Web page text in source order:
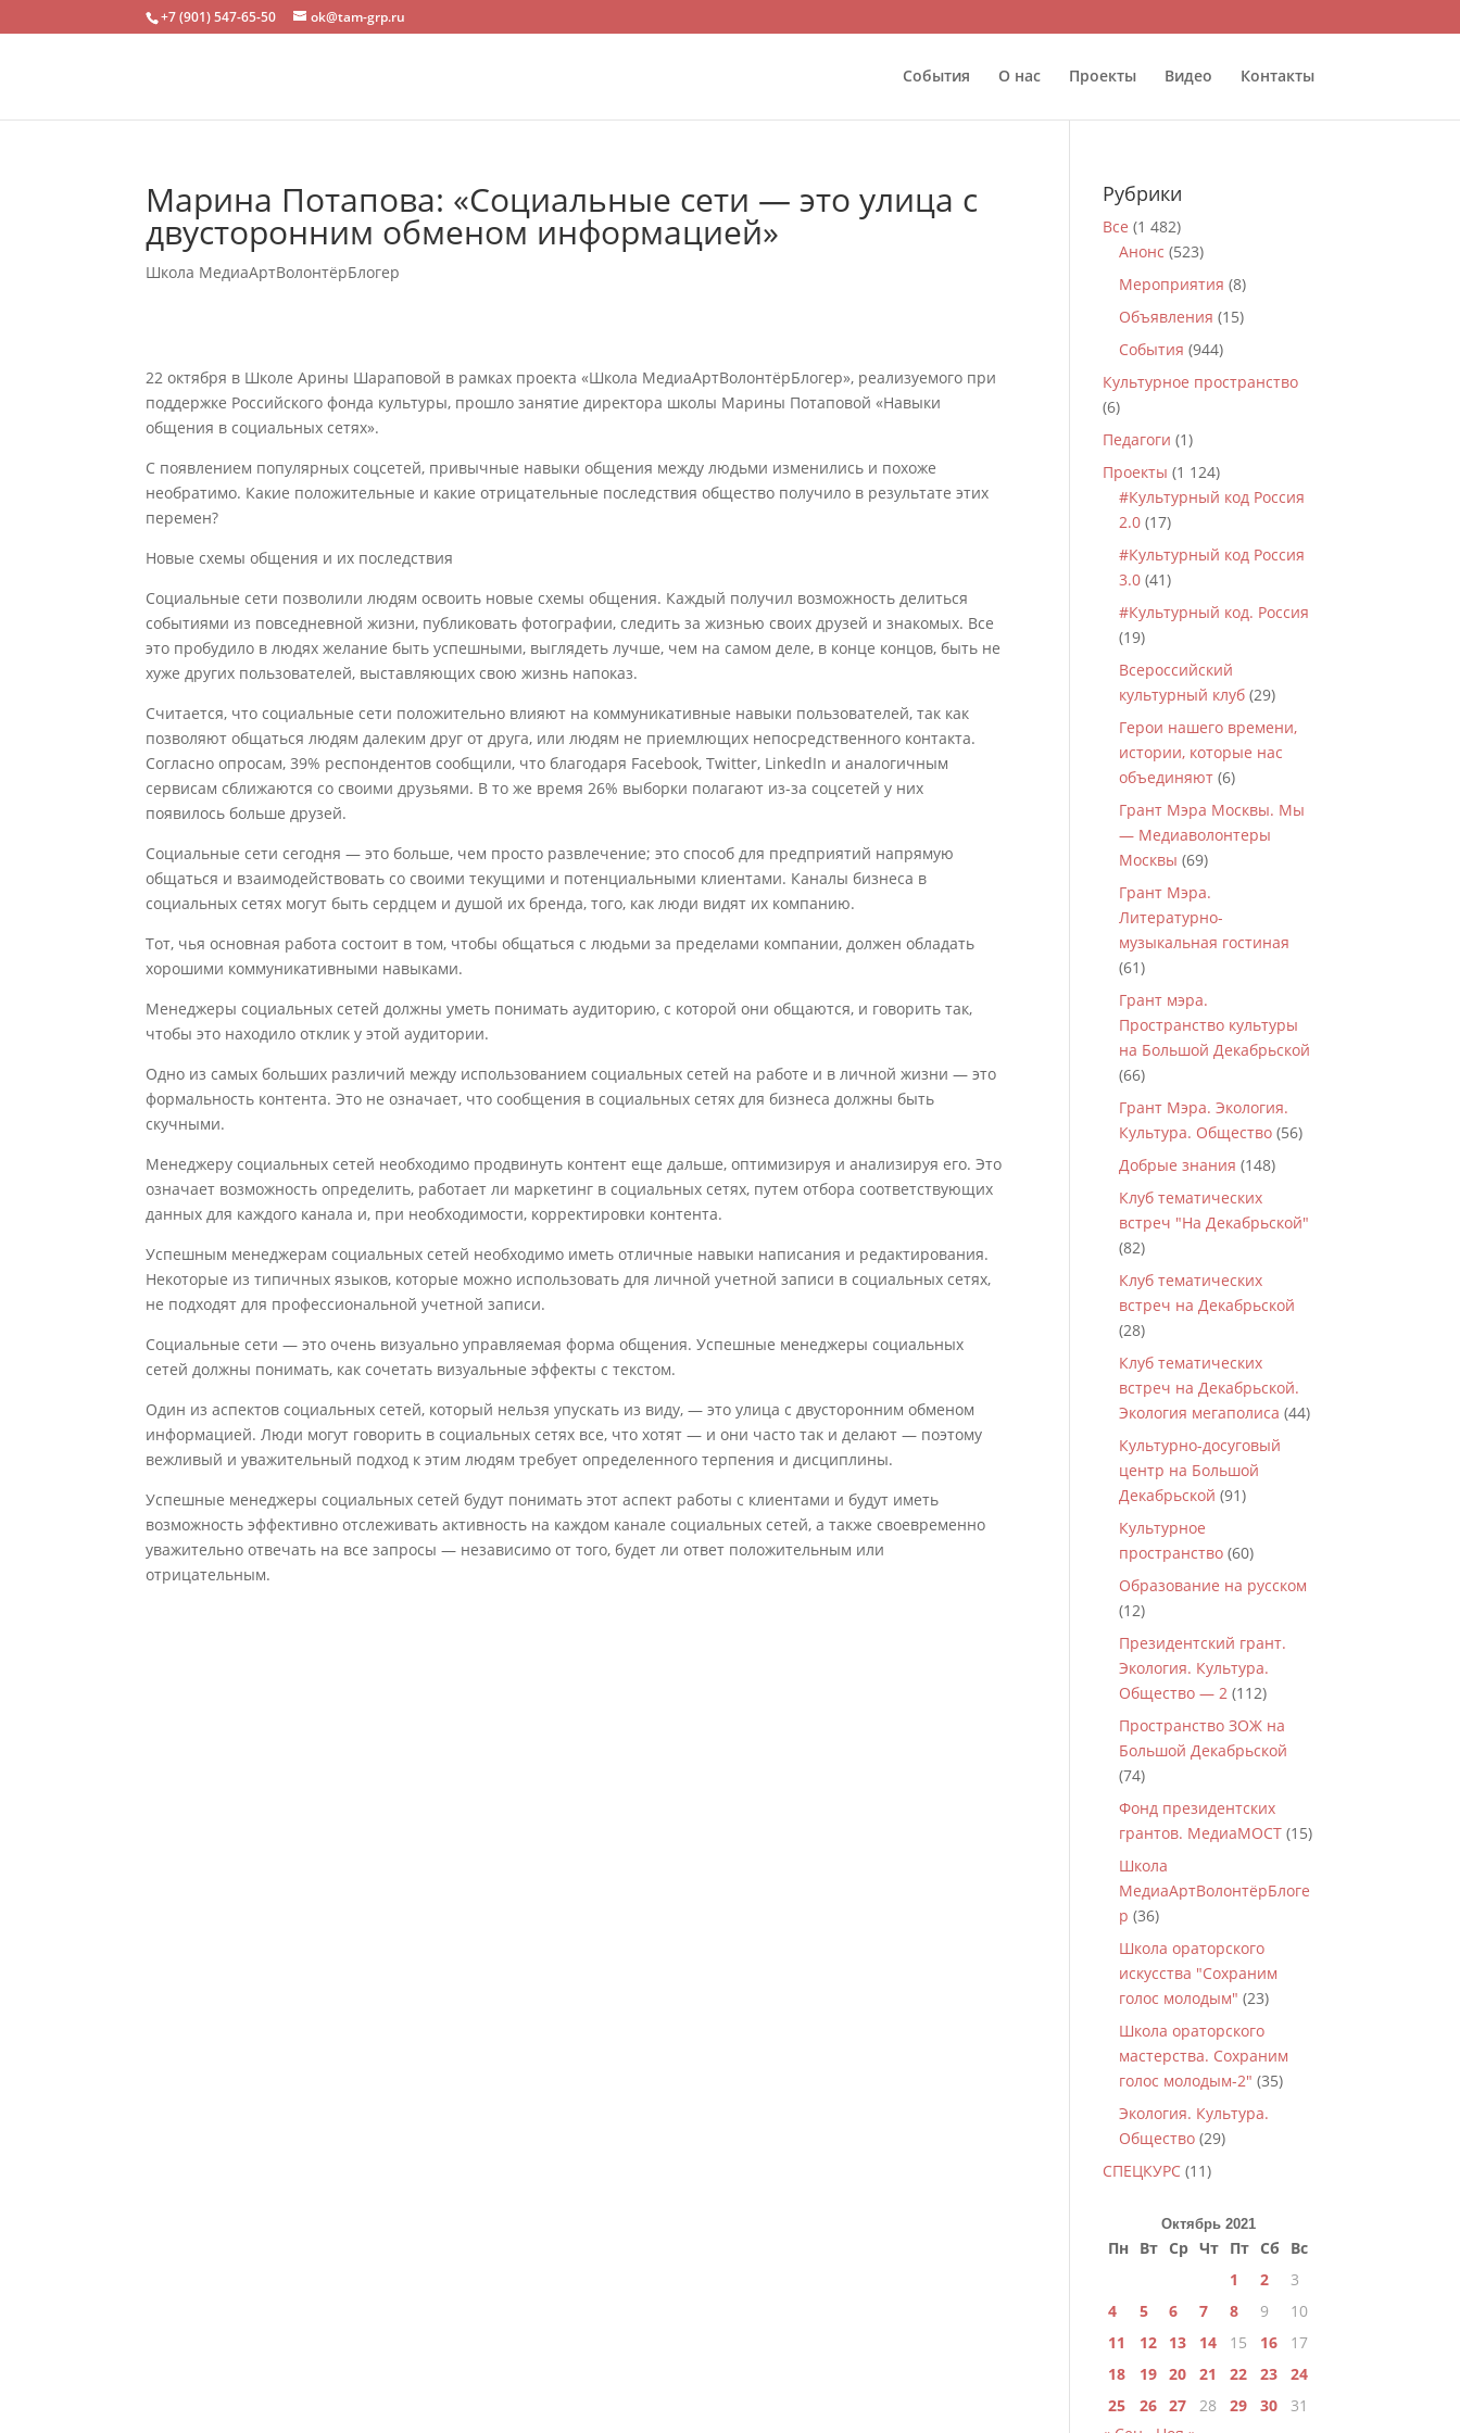
+7 (901) 547-65-50 ok@tam-grp.ru
События О нас Проекты Видео Контакты
Марина Потапова: «Социальные сети — это улица с
двусторонним обменом информацией»
Школа МедиаАртВолонтёрБлогер
22 октября в Школе Арины Шараповой в рамках проекта «Школа МедиаАртВолонтёрБлогер», реализуемого при
поддержке Российского фонда культуры, прошло занятие директора школы Марины Потаповой «Навыки
общения в социальных сетях».
С появлением популярных соцсетей, привычные навыки общения между людьми изменились и похоже
необратимо. Какие положительные и какие отрицательные последствия общество получило в результате этих
перемен?
Новые схемы общения и их последствия
Социальные сети позволили людям освоить новые схемы общения. Каждый получил возможность делиться
событиями из повседневной жизни, публиковать фотографии, следить за жизнью своих друзей и знакомых. Все
это пробудило в людях желание быть успешными, выглядеть лучше, чем на самом деле, в конце концов, быть не
хуже других пользователей, выставляющих свою жизнь напоказ.
Считается, что социальные сети положительно влияют на коммуникативные навыки пользователей, так как
позволяют общаться людям далеким друг от друга, или людям не приемлющих непосредственного контакта.
Согласно опросам, 39% респондентов сообщили, что благодаря Facebook, Twitter, LinkedIn и аналогичным
сервисам сближаются со своими друзьями. В то же время 26% выборки полагают из-за соцсетей у них
появилось больше друзей.
Социальные сети сегодня — это больше, чем просто развлечение; это способ для предприятий напрямую
общаться и взаимодействовать со своими текущими и потенциальными клиентами. Каналы бизнеса в
социальных сетях могут быть сердцем и душой их бренда, того, как люди видят их компанию.
Тот, чья основная работа состоит в том, чтобы общаться с людьми за пределами компании, должен обладать
хорошими коммуникативными навыками.
Менеджеры социальных сетей должны уметь понимать аудиторию, с которой они общаются, и говорить так,
чтобы это находило отклик у этой аудитории.
Одно из самых больших различий между использованием социальных сетей на работе и в личной жизни — это
формальность контента. Это не означает, что сообщения в социальных сетях для бизнеса должны быть
скучными.
Менеджеру социальных сетей необходимо продвинуть контент еще дальше, оптимизируя и анализируя его. Это
означает возможность определить, работает ли маркетинг в социальных сетях, путем отбора соответствующих
данных для каждого канала и, при необходимости, корректировки контента.
Успешным менеджерам социальных сетей необходимо иметь отличные навыки написания и редактирования.
Некоторые из типичных языков, которые можно использовать для личной учетной записи в социальных сетях,
не подходят для профессиональной учетной записи.
Социальные сети — это очень визуально управляемая форма общения. Успешные менеджеры социальных
сетей должны понимать, как сочетать визуальные эффекты с текстом.
Один из аспектов социальных сетей, который нельзя упускать из виду, — это улица с двусторонним обменом
информацией. Люди могут говорить в социальных сетях все, что хотят — и они часто так и делают — поэтому
вежливый и уважительный подход к этим людям требует определенного терпения и дисциплины.
Успешные менеджеры социальных сетей будут понимать этот аспект работы с клиентами и будут иметь
возможность эффективно отслеживать активность на каждом канале социальных сетей, а также своевременно
уважительно отвечать на все запросы — независимо от того, будет ли ответ положительным или
отрицательным.
Рубрики
Все (1 482)
Анонс (523)
Мероприятия (8)
Объявления (15)
События (944)
Культурное пространство
(6)
Педагоги (1)
Проекты (1 124)
#Культурный код Россия
2.0 (17)
#Культурный код Россия
3.0 (41)
#Культурный код. Россия
(19)
Всероссийский
культурный клуб (29)
Герои нашего времени,
истории, которые нас
объединяют (6)
Грант Мэра Москвы. Мы
— Медиаволонтеры
Москвы (69)
Грант Мэра.
Литературно-
музыкальная гостиная
(61)
Грант мэра.
Пространство культуры
на Большой Декабрьской
(66)
Грант Мэра. Экология.
Культура. Общество (56)
Добрые знания (148)
Клуб тематических
встреч "На Декабрьской"
(82)
Клуб тематических
встреч на Декабрьской
(28)
Клуб тематических
встреч на Декабрьской.
Экология мегаполиса (44)
Культурно-досуговый
центр на Большой
Декабрьской (91)
Культурное
пространство (60)
Образование на русском
(12)
Президентский грант.
Экология. Культура.
Общество — 2 (112)
Пространство ЗОЖ на
Большой Декабрьской
(74)
Фонд президентских
грантов. МедиаМОСТ (15)
Школа
МедиаАртВолонтёрБлоге
р (36)
Школа ораторского
искусства "Сохраним
голос молодым" (23)
Школа ораторского
мастерства. Сохраним
голос молодым-2" (35)
Экология. Культура.
Общество (29)
СПЕЦКУРС (11)
Октябрь 2021
Пн Вт Ср Чт Пт Сб
Вс
1
2
3
4
5 6 7 8 9
10
11
12 13 14 15 16
17
18
19 20 21 22 23
24
25
26 27 28 29 30
31